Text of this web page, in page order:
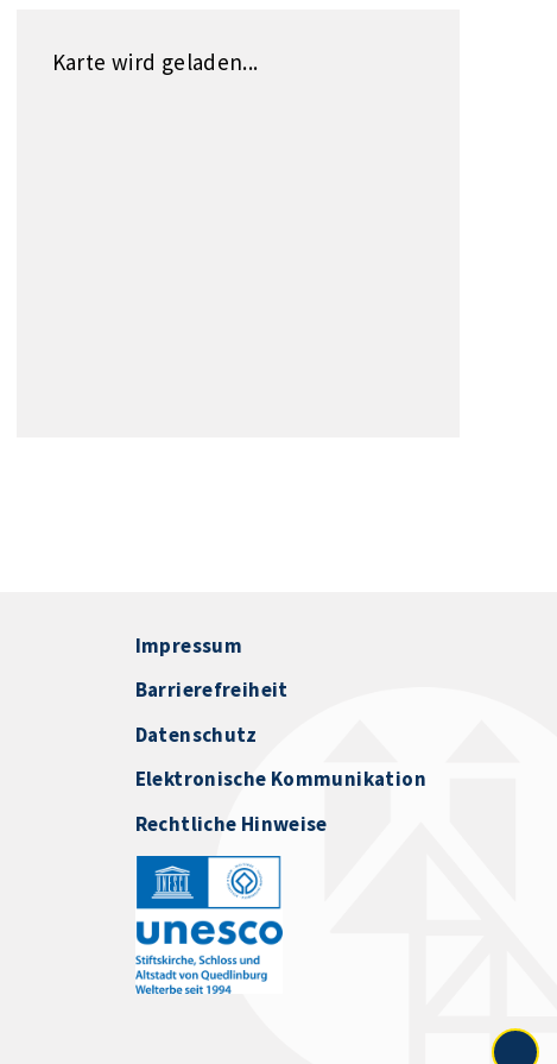
Karte wird geladen...
Impressum
Barrierefreiheit
Datenschutz
Elektronische Kommunikation
Rechtliche Hinweise